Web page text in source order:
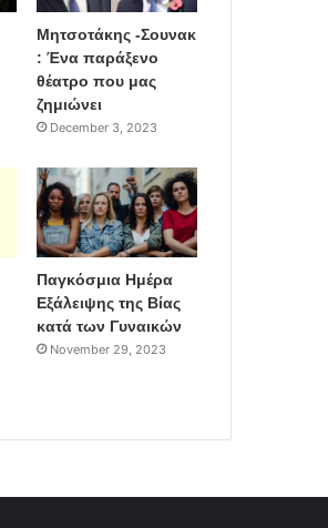
Μητσοτάκης -Σουνακ
: Ένα παράξενο
θέατρο που μας
ζημιώνει
December 3, 2023
Παγκόσμια Ημέρα
Εξάλειψης της Βίας
κατά των Γυναικών
November 29, 2023